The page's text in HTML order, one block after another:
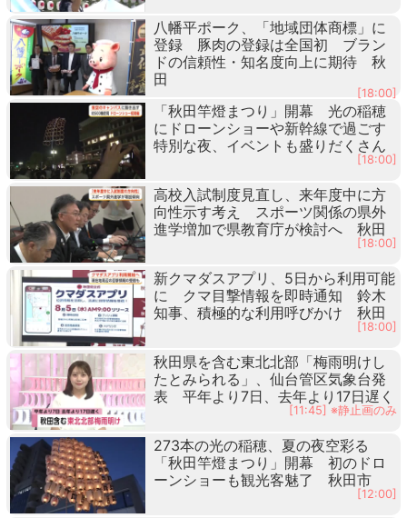
八幡平ポーク、「地域団体商標」に
登録 豚肉の登録は全国初 ブラン
ドの信頼性・知名度向上に期待 秋
田
[18:00]
「秋田竿燈まつり」開幕 光の稲穂
にドローンショーや新幹線で過ごす
特別な夜、イベントも盛りだくさん
[18:00]
高校入試制度見直し、来年度中に方
向性示す考え スポーツ関係の県外
進学増加で県教育庁が検討へ 秋田
[18:00]
新クマダスアプリ、5日から利用可能
に クマ目撃情報を即時通知 鈴木
知事、積極的な利用呼びかけ 秋田
[18:00]
秋田県を含む東北北部「梅雨明けし
たとみられる」、仙台管区気象台発
表 平年より7日、去年より17日遅く
[11:45] ※静止画のみ
273本の光の稲穂、夏の夜空彩る
「秋田竿燈まつり」開幕 初のドロ
ーンショーも観光客魅了 秋田市
[12:00]